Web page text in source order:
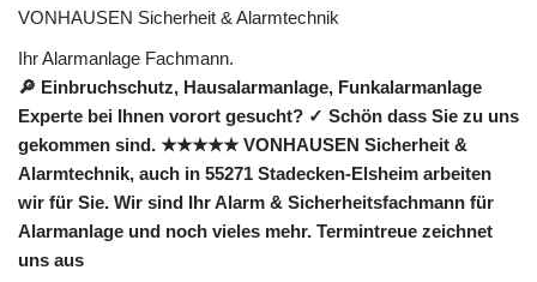
VONHAUSEN Sicherheit & Alarmtechnik
Ihr Alarmanlage Fachmann.
🔎 Einbruchschutz, Hausalarmanlage, Funkalarmanlage
Experte bei Ihnen vorort gesucht? ✓ Schön dass Sie zu uns
gekommen sind. ★★★★★ VONHAUSEN Sicherheit &
Alarmtechnik, auch in 55271 Stadecken-Elsheim arbeiten
wir für Sie. Wir sind Ihr Alarm & Sicherheitsfachmann für
Alarmanlage und noch vieles mehr. Termintreue zeichnet
uns aus